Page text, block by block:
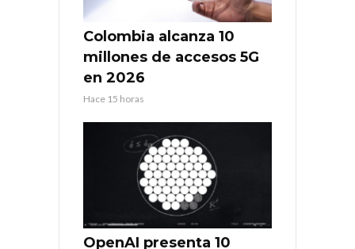
Colombia alcanza 10
millones de accesos 5G
en 2026
Hace 15 horas
OpenAI presenta 10